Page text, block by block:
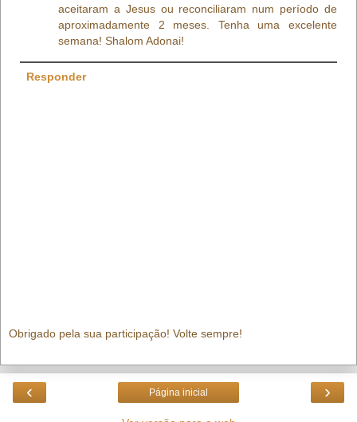
aceitaram a Jesus ou reconciliaram num período de
aproximadamente 2 meses. Tenha uma excelente
semana! Shalom Adonai!
Responder
Obrigado pela sua participação! Volte sempre!
‹ ›
Página inicial